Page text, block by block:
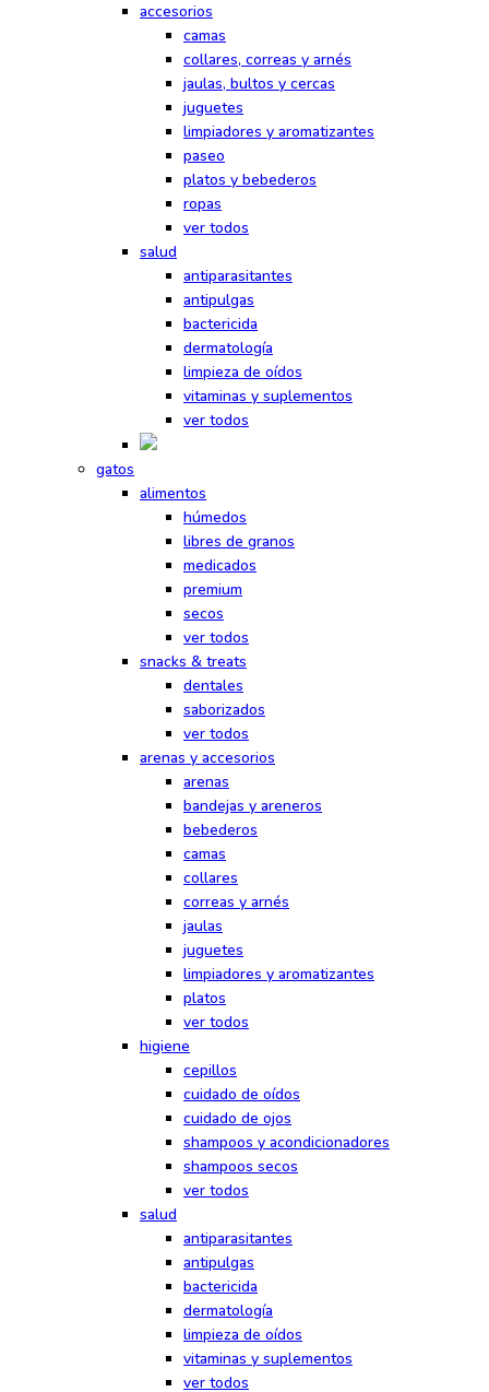
accesorios
camas
collares, correas y arnés
jaulas, bultos y cercas
juguetes
limpiadores y aromatizantes
paseo
platos y bebederos
ropas
ver todos
salud
antiparasitantes
antipulgas
bactericida
dermatología
limpieza de oídos
vitaminas y suplementos
ver todos
gatos
alimentos
húmedos
libres de granos
medicados
premium
secos
ver todos
snacks & treats
dentales
saborizados
ver todos
arenas y accesorios
arenas
bandejas y areneros
bebederos
camas
collares
correas y arnés
jaulas
juguetes
limpiadores y aromatizantes
platos
ver todos
higiene
cepillos
cuidado de oídos
cuidado de ojos
shampoos y acondicionadores
shampoos secos
ver todos
salud
antiparasitantes
antipulgas
bactericida
dermatología
limpieza de oídos
vitaminas y suplementos
ver todos